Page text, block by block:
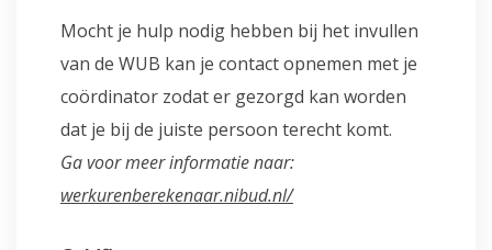
Mocht je hulp nodig hebben bij het invullen
van de WUB kan je contact opnemen met je
coördinator zodat er gezorgd kan worden
dat je bij de juiste persoon terecht komt.
Ga voor meer informatie naar:
werkurenberekenaar.nibud.nl/